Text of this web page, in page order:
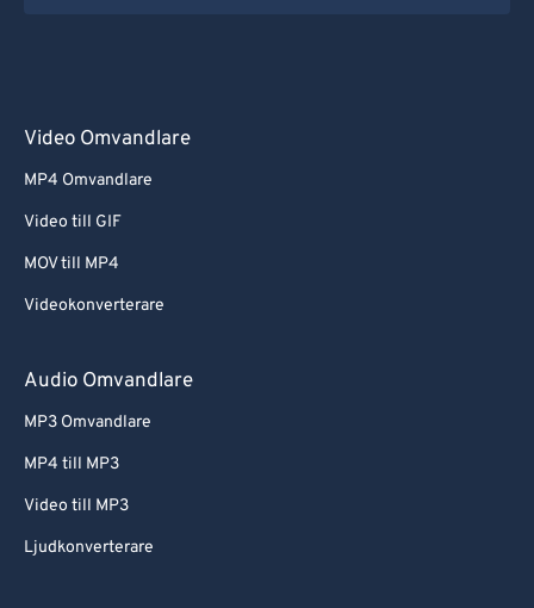
Video Omvandlare
MP4 Omvandlare
Video till GIF
MOV till MP4
Videokonverterare
Audio Omvandlare
MP3 Omvandlare
MP4 till MP3
Video till MP3
Ljudkonverterare